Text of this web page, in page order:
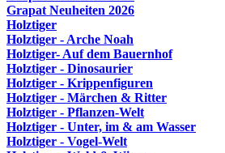
Grapat Neuheiten 2026
Holztiger
Holztiger - Arche Noah
Holztiger- Auf dem Bauernhof
Holztiger - Dinosaurier
Holztiger - Krippenfiguren
Holztiger - Märchen & Ritter
Holztiger - Pflanzen-Welt
Holztiger - Unter, im & am Wasser
Holztiger - Vogel-Welt